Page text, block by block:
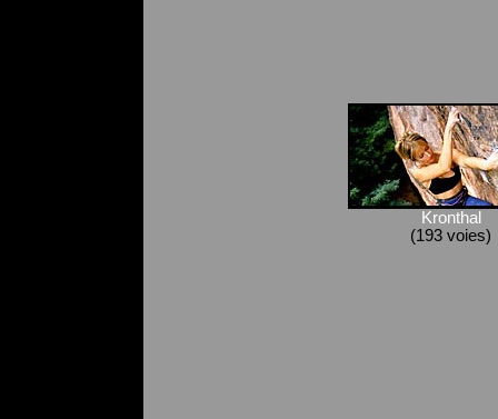
Kronthal
(193 voies)